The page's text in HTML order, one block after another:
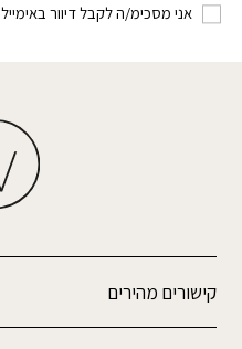
אני מסכימ/ה לקבל דיוור באימייל
קישורים מהירים